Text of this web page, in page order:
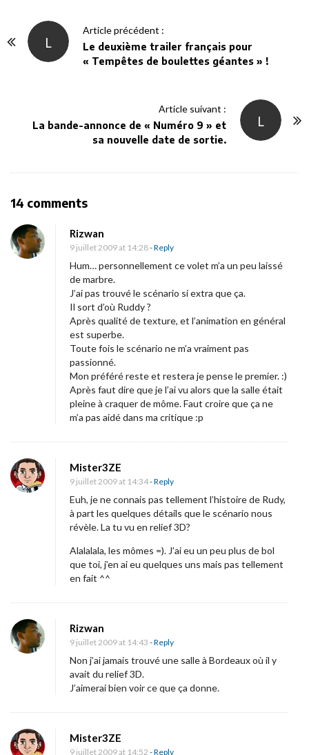
L
Article précédent :
Le deuxième trailer français pour
« Tempêtes de boulettes géantes » !
L
Article suivant :
La bande-annonce de « Numéro 9 » et
sa nouvelle date de sortie.
14 commentsO
[
r
i
t
i
q
u
e
c
i
n
é
m
a
]
’
â
d
e
g
l
e
Rizwan
9 juillet 2009 at 14:28- Reply
Hum… personnellement ce volet m’a un peu laissé
de marbre.
J’ai pas trouvé le scénario si extra que ça.
Il sort d’où Ruddy ?
Après qualité de texture, et l’animation en général
est superbe.
Toute fois le scénario ne m’a vraiment pas
passionné.
Mon préféré reste et restera je pense le premier. :)
Après faut dire que je l’ai vu alors que la salle était
pleine à craquer de môme. Faut croire que ça ne
m’a pas aidé dans ma critique :p
Mister3ZE
9 juillet 2009 at 14:34- Reply
Euh, je ne connais pas tellement l’histoire de Rudy,
à part les quelques détails que le scénario nous
révèle. La tu vu en relief 3D?
Alalalala, les mômes =). J’ai eu un peu plus de bol
que toi, j’en ai eu quelques uns mais pas tellement
en fait ^^
Rizwan
9 juillet 2009 at 14:43 - Reply
Non j’ai jamais trouvé une salle à Bordeaux où il y
avait du relief 3D.
J’aimerai bien voir ce que ça donne.
Mister3ZE
9 juillet 2009 at 14:52 - Reply